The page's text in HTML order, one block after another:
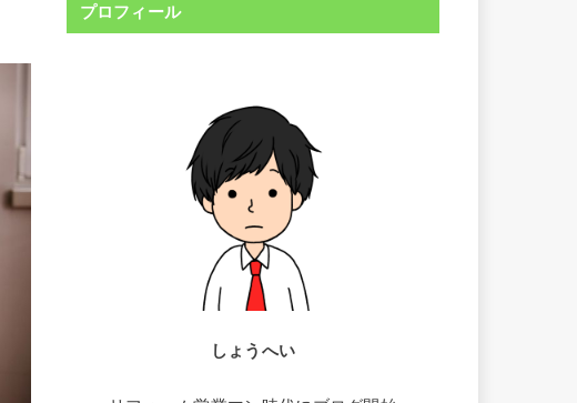
プロフィール
しょうへい